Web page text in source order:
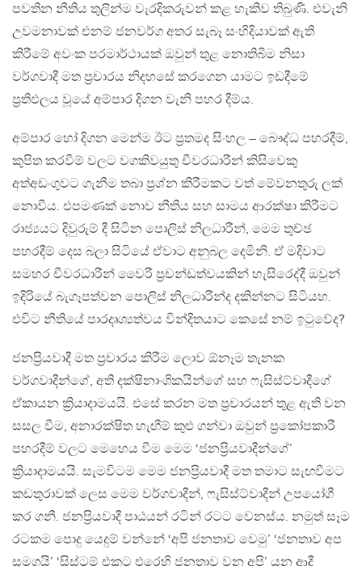
පවතින නීතිය තුලින්ම වැරදිකරුවන් කළ හැකිව තිබුණි. එවැනි
උවමනාවක් එනම් ජනවර්ග අතර සැබෑ සංහිදියාවක් ඇති
කිරීමේ අවංක පරමාර්ථායක් ඔවුන් තුළ නොතිබීම නිසා
වර්ගවාදී මත ප්‍රචාරය නිදහසේ කරගෙන යාමට ඉඩදීමේ
ප්‍රතිඵලය වූයේ අම්පාර දිගන වැනි පහර දීම්ය.
අම්පාර හෝ දිගන මෙන්ම ඊට ප්‍රතමද සිංහල – බෞද්ධ පහරදීම්,
කුපිත කරවීම් වලට වගකිවයුතු චීවරධාරීන් කිසිවෙකු
අත්අඩංගුවට ගැනීම තබා ප්‍රශ්න කිරීමකට වත් මේවනතුරු ලක්
නොවීය. එපමණක් නොව නීතිය සහ සාමය ආරක්ෂා කිරීමට
රාජ්‍යයට දිවුරුම් දී සිටින පොලිස් නිලධාරීන්, මෙම තුච්ඡ
පහරදීම් දෙස බලා සිටියේ ඒවාට අනුබල දෙමිනි. ඒ මදිවාට
සමහර චීවරධාරීන් වෛරී ප්‍රචන්ඩත්වයකින් හැසිරෙද්දී ඔවුන්
ඉදිරියේ බැගෑපත්වන පොලිස් නිලධාරීන්ද දකින්නට සිටියහ.
එවිට නීතියේ පාරදෘශ්‍යත්වය වින්දිතයාට කෙසේ නම් ඉටුවේද?
ජනප්‍රියවාදී මත ප්‍රචාරය කිරීම ලොව ඕනෑම තැනක
වර්ගවාදීන්ගේ, අති දක්ෂිනාංශිකයින්ගේ සහ ෆැසිස්ට්වාදීගේ
ඒකායන ක්‍රියාදාමයයි. එසේ කරන මත ප්‍රචාරයන් තුළ ඇති වන
සසල වීම, අනාරක්ෂිත හැඟීම් කුළු ගන්වා ඔවුන් ප්‍රකෝපකාරී
පහරදීම් වලට මෙහෙය වීම මෙම ‘ජනප්‍රියවාදීන්ගේ’
ක්‍රියාදාමයයි. සැමවිටම මෙම ජනප්‍රියවාදී මත තමාට සැඟවීමට
කඩතුරාවක් ලෙස මෙම වර්ගවාදීන්, ෆැසිස්ට්වාදීන් උපයෝගී
කර ගනී. ජනප්‍රියවාදී පාඨයන් රටින් රටට වෙනස්ය. නමුත් සෑම
රටකම පොදු යෙදුම් වන්නේ ‘අපි ජනතාව වෙමු’ ‘ජනතාව අප
සමගයි’ ‘සිස්ටම් එකට එරෙහි ජනතාව වන අපි’ යන ආදී